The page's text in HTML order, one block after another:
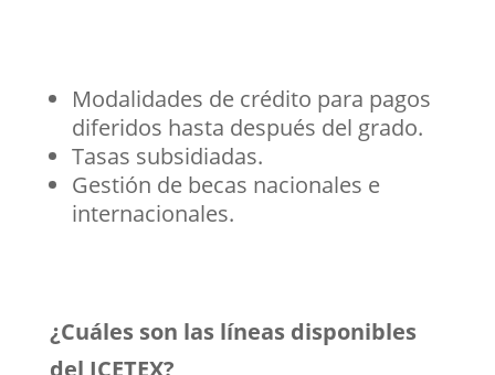
Modalidades de crédito para pagos
diferidos hasta después del grado.
Tasas subsidiadas.
Gestión de becas nacionales e
internacionales.
¿Cuáles son las líneas disponibles
del ICETEX?